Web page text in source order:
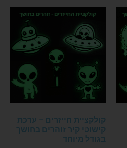
קולקציית חייזרים – ערכת
קישוטי קיר זוהרים בחושך
בגודל מיוחד